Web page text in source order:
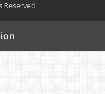
Reserved